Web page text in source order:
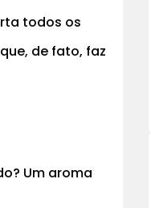
todos os
de fato, faz
Um aroma